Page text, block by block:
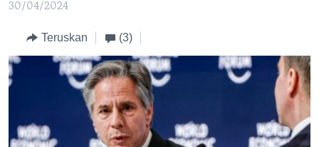
Utama
Lanjut
Pencarian
IKUTI KAMI
Bahasa-bahasa
30/04/2024
Teruskan (3)